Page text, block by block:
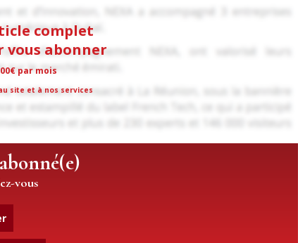
complet
vous abonner
par mois
site et à nos services
vous